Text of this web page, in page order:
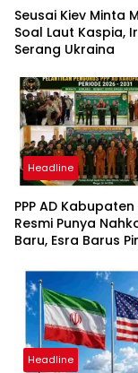
Seusai Kiev Minta
Soal Laut Kaspia,
Serang Ukraina
Headline
PPP AD
Resmi Punya
Baru, Esra Barus
Headline